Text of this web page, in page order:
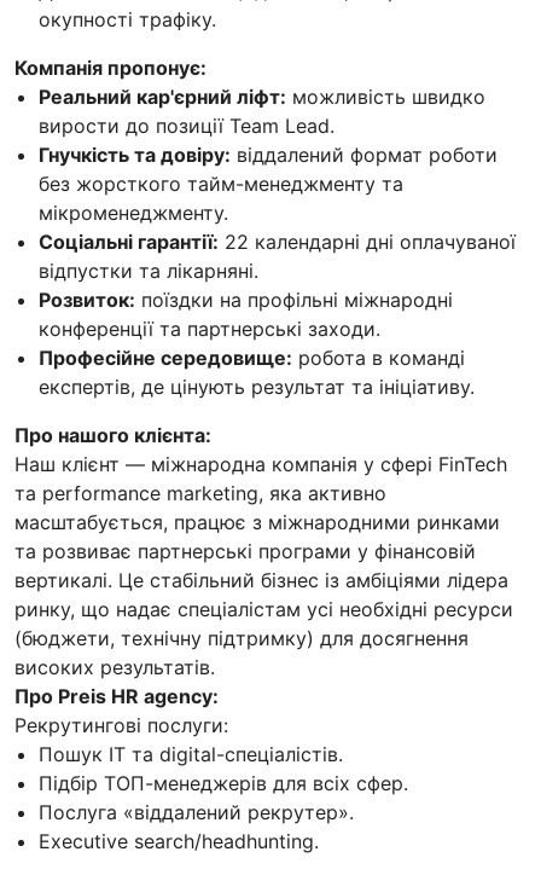
окупності трафіку.
Компанія пропонує:
Реальний кар'єрний ліфт: можливість швидко
вирости до позиції Team Lead.
Гнучкість та довіру: віддалений формат роботи
без жорсткого тайм-менеджменту та
мікроменеджменту.
Соціальні гарантії: 22 календарні дні оплачуваної
відпустки та лікарняні.
Розвиток: поїздки на профільні міжнародні
конференції та партнерські заходи.
Професійне середовище: робота в команді
експертів, де цінують результат та ініціативу.
Про нашого клієнта:
Наш клієнт — міжнародна компанія у сфері FinTech
та performance marketing, яка активно
масштабується, працює з міжнародними ринками
та розвиває партнерські програми у фінансовій
вертикалі. Це стабільний бізнес із амбіціями лідера
ринку, що надає спеціалістам усі необхідні ресурси
(бюджети, технічну підтримку) для досягнення
високих результатів.
Про Preis HR agency:
Рекрутингові послуги:
Пошук ІТ та digital-спеціалістів.
Підбір ТОП-менеджерів для всіх сфер.
Послуга «віддалений рекрутер».
Executive search/headhunting.